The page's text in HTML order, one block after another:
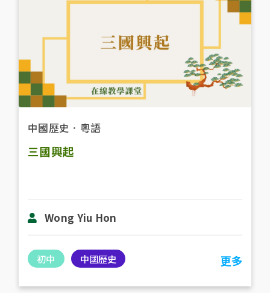
中國歷史 ． 粵語
三國興起
Wong Yiu Hon
初中 中國歷史 更多